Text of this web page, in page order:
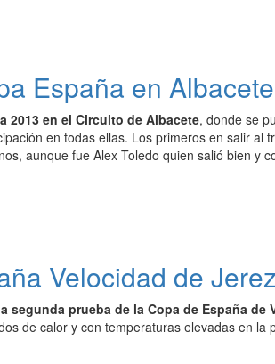
España en Albacete
2013 en el Circuito de Albacete, donde se
en todas ellas. Los primeros en salir al
aunque fue Alex Toledo quien salió bien y
Velocidad de Jerez
prueba de la Copa de España de
de calor y con temperaturas elevadas en la